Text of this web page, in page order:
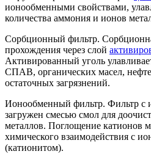
ионообменными свойствами,
количества аммония и ионов
Cорбционный фильтр.
прохождения через слой
Активированный уголь
СПАВ, органических масел,
остаточных загрязнений.
Ионообменный фильтр. Фильтр с
загружен смесью смол для
металлов. Поглощение катионов
химического взаимодействия с
(катионитом).